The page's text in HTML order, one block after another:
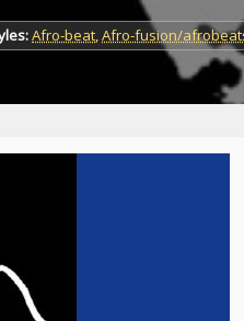
Afro-beat,Afro-fusion/